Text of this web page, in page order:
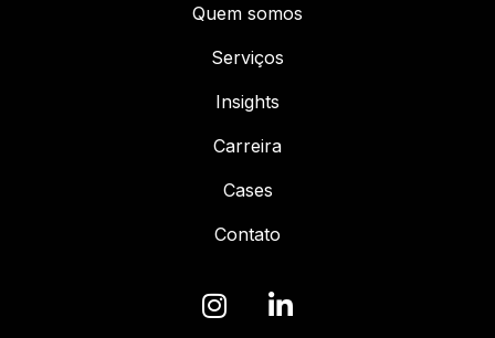
Quem somos
Serviços
Insights
Carreira
Cases
Contato